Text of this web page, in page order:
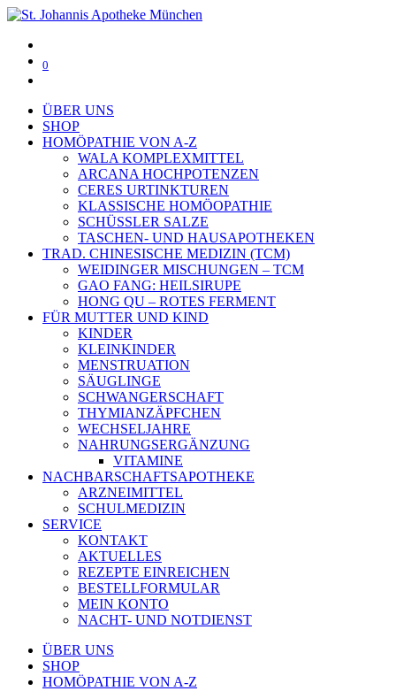
0
ÜBER UNS
SHOP
HOMÖPATHIE VON A-Z
WALA KOMPLEXMITTEL
ARCANA HOCHPOTENZEN
CERES URTINKTUREN
KLASSISCHE HOMÖOPATHIE
SCHÜSSLER SALZE
TASCHEN- UND HAUSAPOTHEKEN
TRAD. CHINESISCHE MEDIZIN (TCM)
WEIDINGER MISCHUNGEN – TCM
GAO FANG: HEILSIRUPE
HONG QU – ROTES FERMENT
FÜR MUTTER UND KIND
KINDER
KLEINKINDER
MENSTRUATION
SÄUGLINGE
SCHWANGERSCHAFT
THYMIANZÄPFCHEN
WECHSELJAHRE
NAHRUNGSERGÄNZUNG
VITAMINE
NACHBARSCHAFTSAPOTHEKE
ARZNEIMITTEL
SCHULMEDIZIN
SERVICE
KONTAKT
AKTUELLES
REZEPTE EINREICHEN
BESTELLFORMULAR
MEIN KONTO
NACHT- UND NOTDIENST
ÜBER UNS
SHOP
HOMÖPATHIE VON A-Z